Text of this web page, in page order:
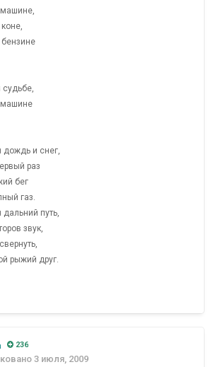
и снег,
раз
бег
газ.
путь,
звук,
рыжий друг.
236
3 июля, 2009